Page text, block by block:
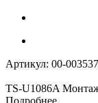
Артикул: 00-
TS-U1086A
Подробнее